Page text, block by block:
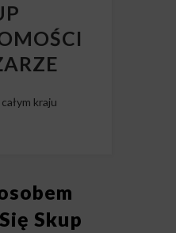
kraju
Skup